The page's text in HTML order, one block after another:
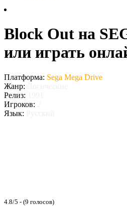
Block Out на
или играть
Платформа: Sega Mega Drive
Жанр:
Релиз:
Игроков:
Язык:
4.8/5 - (9 голосов)